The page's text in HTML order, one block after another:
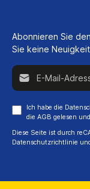
Abonnieren Sie
Sie keine
E-Mail-Adresse*
Ich habe die
die AGB gelesen
Diese Seite ist durch
Datenschutzrichtlinie